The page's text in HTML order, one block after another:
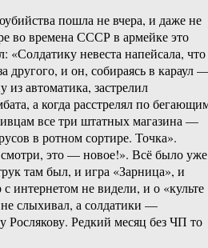
пошла не вчера, и даже не
во времена СССР в армейке это
невеста напейсала, что
другого, и он, собираясь в караул
автоматика, застрелил
а когда расстрелял по
все три штатных магазина —
в ротном сортире. Точка».
это — новое!». Всё было уже
там был, и игра «Зарница», и
интернетом не видели, и о «культе
слыхивал, а солдатики —
Рослякову. Редкий месяц без ЧП то